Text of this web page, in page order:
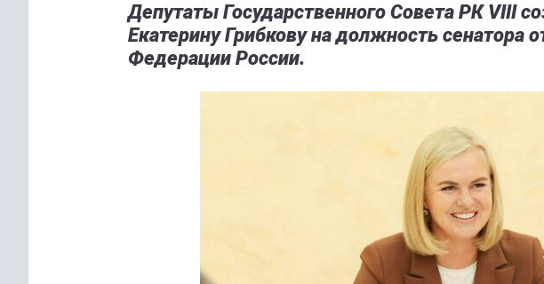
Депутаты Государственного Совета РК VIII
Екатерину Грибкову на должность сенатора
Федерации России.